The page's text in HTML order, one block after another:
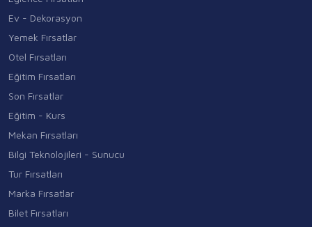
Ev - Dekorasyon
Yemek Fırsatlar
Otel Fırsatları
Eğitim Fırsatları
Son Fırsatlar
Eğitim - Kurs
Mekan Fırsatları
Bilgi Teknolojileri - Sunucu
Tur Fırsatları
Marka Fırsatlar
Bilet Fırsatları